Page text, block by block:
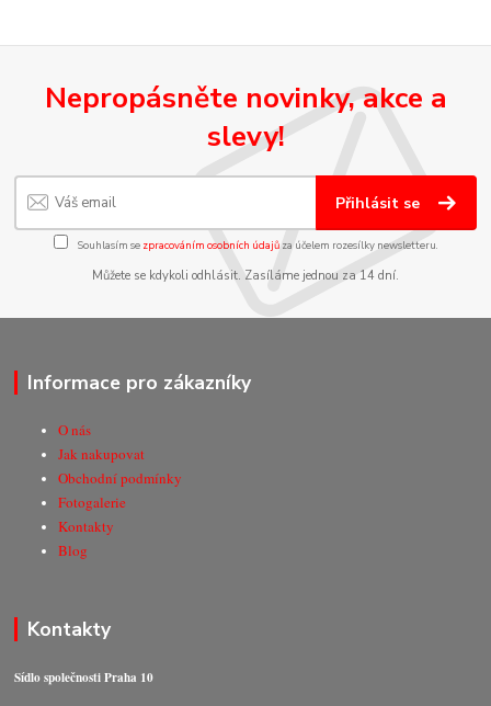
Nepropásněte novinky, akce a
slevy!
Přihlásit se
Souhlasím se zpracováním osobních údajůza účelem rozesílky newsletteru.
Můžete se kdykoli odhlásit. Zasíláme jednou za 14 dní.
Informace pro zákazníky
O nás
Jak nakupovat
Obchodní podmínky
Fotogalerie
Kontakty
Blog
Kontakty
Sídlo společnosti Praha 10